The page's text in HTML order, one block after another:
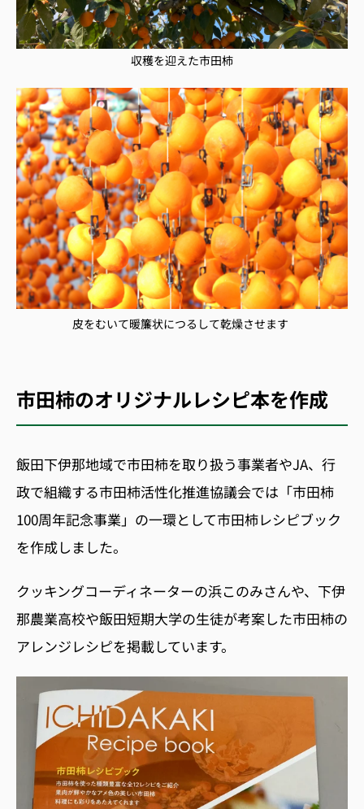
収穫を迎えた市田柿
皮をむいて暖簾状につるして乾燥させます
市田柿のオリジナルレシピ本を作成
飯田下伊那地域で市田柿を取り扱う事業者やJA、行
政で組織する市田柿活性化推進協議会では「市田柿
100周年記念事業」の一環として市田柿レシピブック
を作成しました。
クッキングコーディネーターの浜このみさんや、下伊
那農業高校や飯田短期大学の生徒が考案した市田柿の
アレンジレシピを掲載しています。